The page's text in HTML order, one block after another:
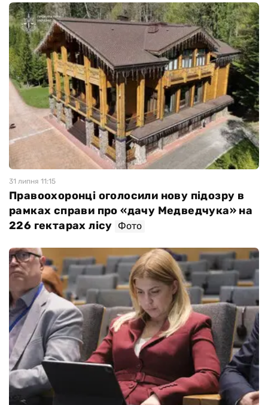
31 липня 11:15
Правоохоронці оголосили нову підозру в
рамках справи про «дачу Медведчука» на
226 гектарах лісу Фото